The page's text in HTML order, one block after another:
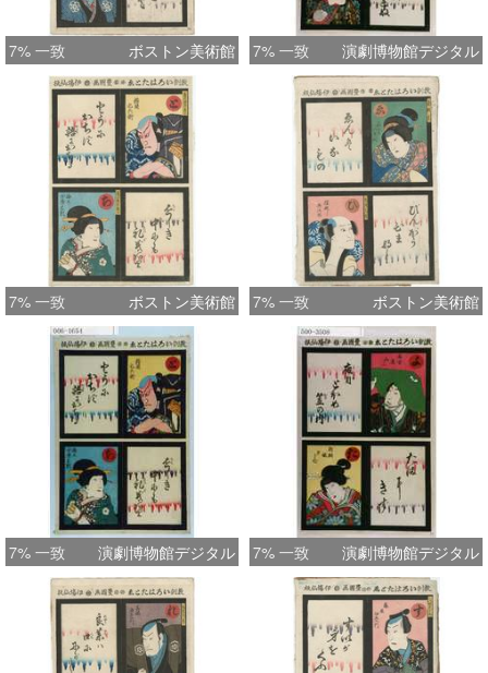
7% 一致 ボストン美術館 7% 一致 演劇博物館デジタル
7% 一致 ボストン美術館 7% 一致 ボストン美術館
7% 一致 演劇博物館デジタル 7% 一致 演劇博物館デジタル